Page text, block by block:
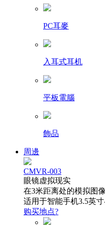
PC耳麥
入耳式耳机
平板電腦
飾品
周邊
CMVR-003
眼镜虚拟现实
在3米距离处的模拟图
适用于智能手机3.5英
购买地点?